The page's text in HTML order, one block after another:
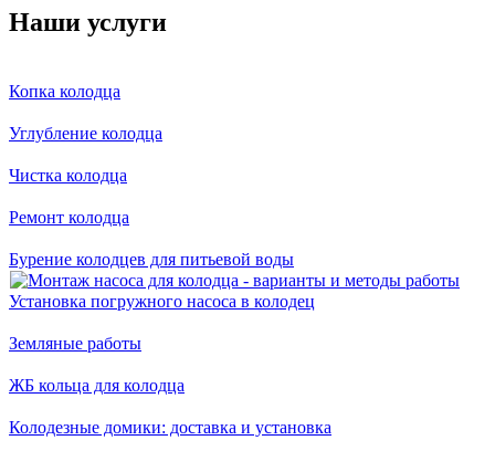
Наши услуги
Копка колодца
Углубление колодца
Чистка колодца
Ремонт колодца
Бурение колодцев для питьевой воды
Установка погружного насоса в колодец
Земляные работы
ЖБ кольца для колодца
Колодезные домики: доставка и установка